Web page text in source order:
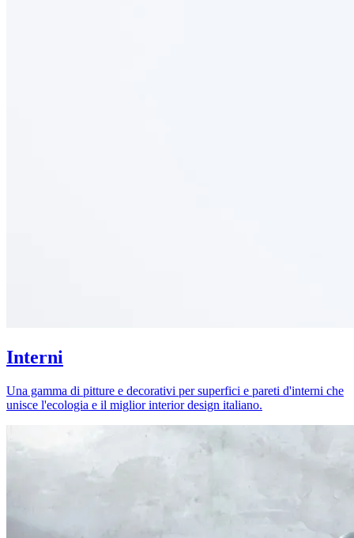
Interni
Una gamma di pitture e decorativi per superfici e pareti d'interni che
unisce l'ecologia e il miglior interior design italiano.